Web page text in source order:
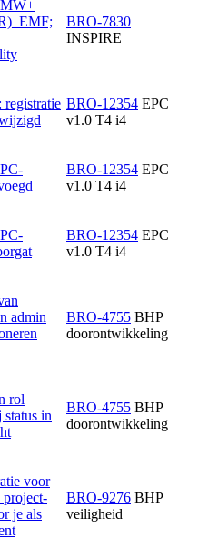
BRO-7830
INSPIRE
registratie BRO-12354 EPC
v1.0 T4 i4
BRO-12354 EPC
v1.0 T4 i4
BRO-12354 EPC
v1.0 T4 i4
admin
BRO-4755 BHP
doorontwikkeling
rol
in
BRO-4755 BHP
doorontwikkeling
voor
project-
je als
BRO-9276 BHP
veiligheid